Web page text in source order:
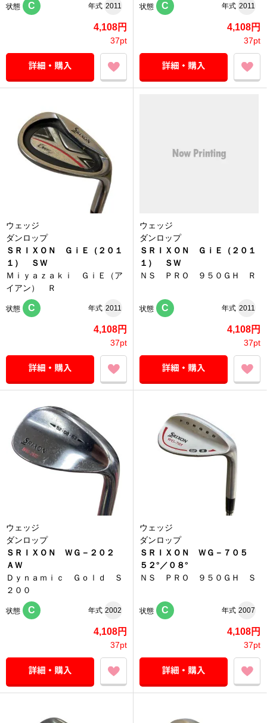
状態 C 年式 2011
4,108円
37pt
状態 C 年式 2011
4,108円
37pt
ウェッジ
ダンロップ
ＳＲＩＸＯＮ ＧｉＥ（２０１
１） ＳＷ
Ｍｉｙａｚａｋｉ ＧｉＥ（ア
イアン） Ｒ
状態 C 年式 2011
4,108円
37pt
ウェッジ
ダンロップ
ＳＲＩＸＯＮ ＧｉＥ（２０１
１） ＳＷ
ＮＳ ＰＲＯ ９５０ＧＨ Ｒ
状態 C 年式 2011
4,108円
37pt
ウェッジ
ダンロップ
ＳＲＩＸＯＮ ＷＧ－２０２
ＡＷ
Ｄｙｎａｍｉｃ Ｇｏｌｄ Ｓ
２００
状態 C 年式 2002
4,108円
37pt
ウェッジ
ダンロップ
ＳＲＩＸＯＮ ＷＧ－７０５
５２°／０８°
ＮＳ ＰＲＯ ９５０ＧＨ Ｓ
状態 C 年式 2007
4,108円
37pt